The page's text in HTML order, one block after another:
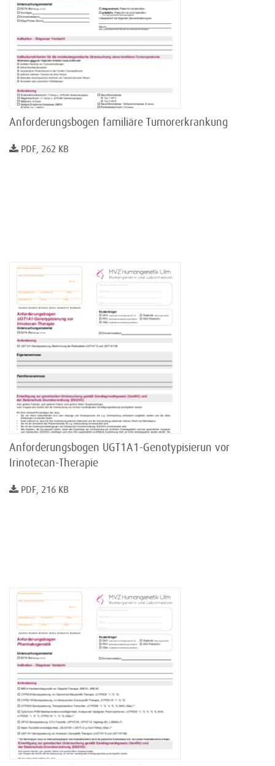
Anforderungsbogen familiäre Tumorerkrankung
PDF, 262 KB
Anforderungsbogen UGT1A1-Genotypisierun vor
Irinotecan-Therapie
PDF, 216 KB